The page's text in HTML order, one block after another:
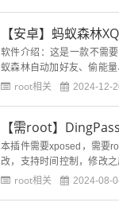
于安卓开发者云集的海外
软件介绍：这是一款不需
蚁森林自动加好友、偷能
能！需要xp框架、edxp或
蓝奏设置了不给上传视频
root相关 2024-12-
本插件需要xposed，需要
改，支持时间控制，修改
机。无需在设置中开启“模拟
root相关 2024-08-